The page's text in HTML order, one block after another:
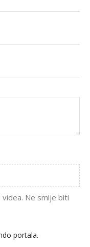
Ne smije biti
portala.